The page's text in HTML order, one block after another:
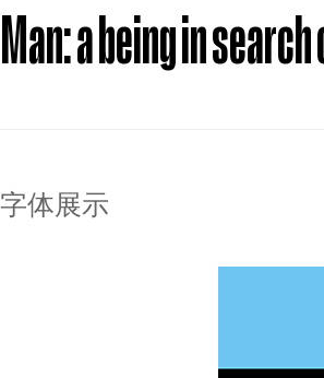
Man: a being in
字体展示